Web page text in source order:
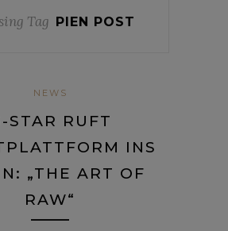
Tag PIEN POST
NEWS
STAR RUFT
INS
„THE ART OF
RAW“